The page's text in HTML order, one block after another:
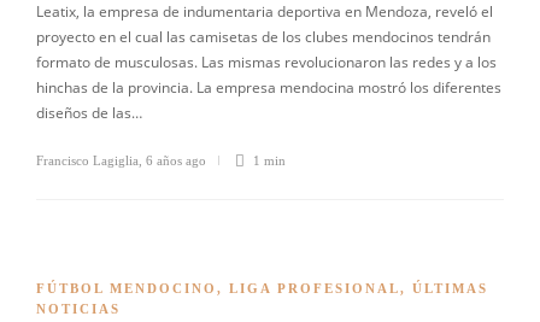
Leatix, la empresa de indumentaria deportiva en Mendoza, reveló el
proyecto en el cual las camisetas de los clubes mendocinos tendrán
formato de musculosas. Las mismas revolucionaron las redes y a los
hinchas de la provincia. La empresa mendocina mostró los diferentes
diseños de las…
Francisco Lagiglia 6 años ago 1 min
FÚTBOL MENDOCINO , LIGA PROFESIONAL, ÚLTIMAS
NOTICIAS